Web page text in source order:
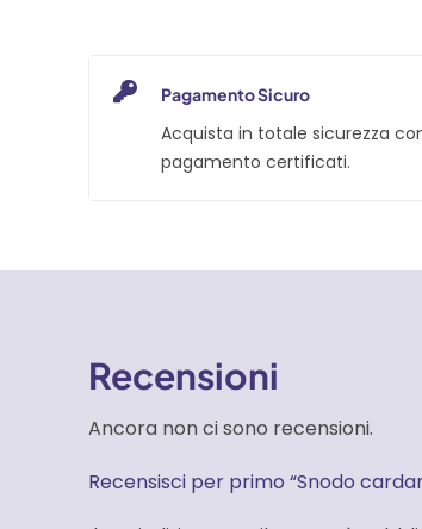
Pagamento Sicuro
Acquista in totale sicurezza
pagamento certificati.
Recensioni
Ancora non ci sono recensioni.
Recensisci per primo “Snodo